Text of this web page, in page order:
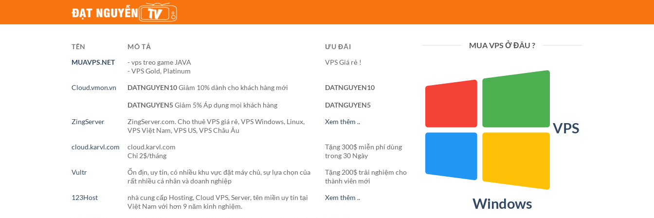
TÊN MÔ TẢ
ƯU ĐÃI
MUAVPS.NET
- vps treo game JAVA
- VPS Gold, Platinum
VPS Giá rẻ !
Cloud.vmon.vn DATNGUYEN10Giảm 10% dành cho khách hàng mới
DATNGUYEN5Giảm 5% Áp dụng mọi khách hàng
DATNGUYEN10
DATNGUYEN5
ZingServer
ZingServer.com. Cho thuê VPS giá rẻ, VPS Windows, Linux,
VPS Việt Nam, VPS US, VPS Châu Âu
Xem thêm ..
cloud.karvl.com
cloud.karvl.com
Chỉ 2$/tháng
Tặng 300$ miễn phí dùng
trong 30 Ngày
Vultr
Ổn địn, uy tín, có nhiều khu vực đặt máy chủ, sự lựa chọn của
rất nhiều cá nhân và doanh nghiệp
Tặng 200$ trải nghiệm cho
thành viên mới
123Host
nhà cung cấp Hosting, Cloud VPS, Server, tên miền uy tín tại
Việt Nam với hơn 9 năm kinh nghiệm.
Xem thêm ..
MUA VPS Ở ĐÂU ?
VPS
Windows